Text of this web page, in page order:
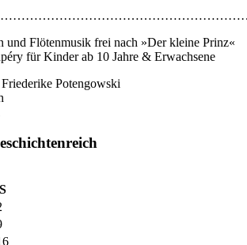
und Flötenmusik frei nach »Der kleine Prinz«
für Kinder ab 10 Jahre & Erwachsene
Potengowski
S